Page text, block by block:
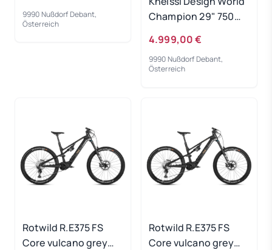
9990 Nußdorf Debant,
Österreich
Champion 29" 750Wh
40 cm
4.999,00 €
9990 Nußdorf Debant,
Österreich
Rotwild R.E375 FS
Core vulcano grey
Rotwild R.E375 FS
Core vulcano grey